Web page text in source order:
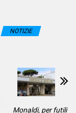
NOTIZIE
Monaldi, per futili